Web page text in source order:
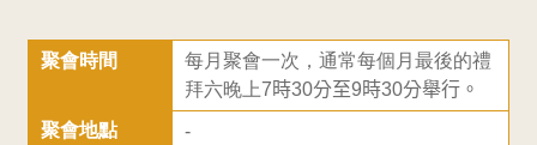
道
聚會時間
每月聚會一次，通常每個月最後的禮
拜六晚上7時30分至9時30分舉行。
聚會地點
-